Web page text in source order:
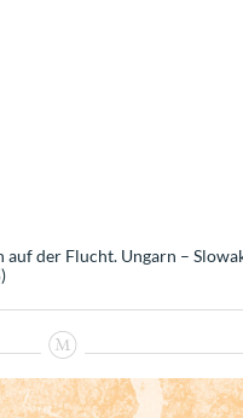
auf der Flucht. Ungarn –